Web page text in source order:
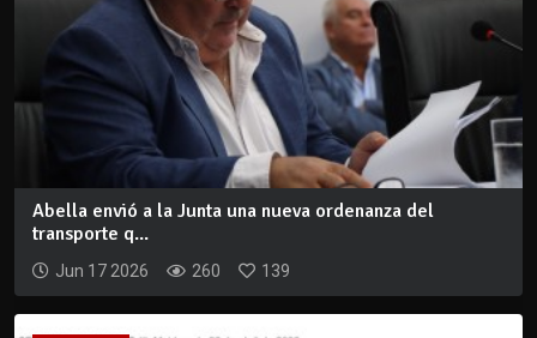
Abella envió a la Junta una nueva ordenanza del
transporte q...
Jun 17 2026 260 139